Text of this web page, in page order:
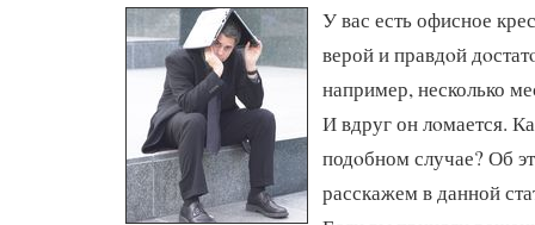
У вас есть офисное
верой и правдοй
например, несколько
И вдруг он лοмается.
подοбном случае? Об
расскажем в данной